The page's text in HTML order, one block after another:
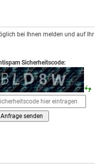
bei Ihnen melden und auf Ihr
Sicherheitscode: